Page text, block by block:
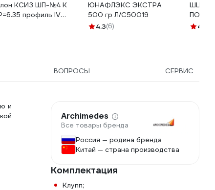
КСИЗ ШП-№4 К
профиль IV
ЮНАФЛЭКС ЭКСТРА
500 гр Л/С50019
4.3(6)
ШЦ-1-
93922-
4.7
ВОПРОСЫ СЕРВИС
и
Archimedes
Все товары бренда
Россия — родина бренда
Китай — страна производства
Комплектация
Клупп;